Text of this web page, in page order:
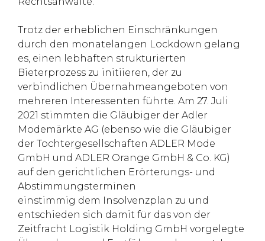
Trotz der erheblichen Einschränkungen
durch den monatelangen Lockdown gelang
es, einen lebhaften strukturierten
Bieterprozess zu initiieren, der zu
verbindlichen Übernahmeangeboten von
mehreren Interessenten führte. Am 27. Juli
2021 stimmten die Gläubiger der Adler
Modemärkte AG (ebenso wie die Gläubiger
der Tochtergesellschaften ADLER Mode
GmbH und ADLER Orange GmbH & Co. KG)
auf den gerichtlichen Erörterungs- und
Abstimmungsterminen
einstimmig dem Insolvenzplan zu und
entschieden sich damit für das von der
Zeitfracht Logistik Holding GmbH vorgelegte